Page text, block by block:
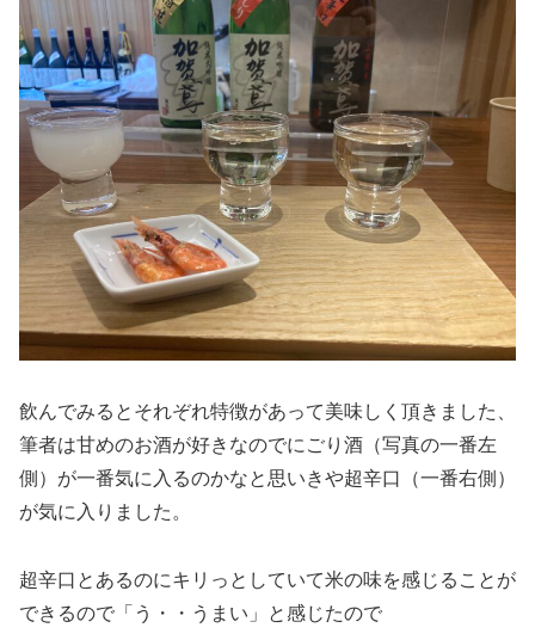
飲んでみるとそれぞれ特徴があって美味しく頂きました、
筆者は甘めのお酒が好きなのでにごり酒（写真の一番左
側）が一番気に入るのかなと思いきや超辛口（一番右側）
が気に入りました。
超辛口とあるのにキリっとしていて米の味を感じることが
できるので「う・・うまい」と感じたので